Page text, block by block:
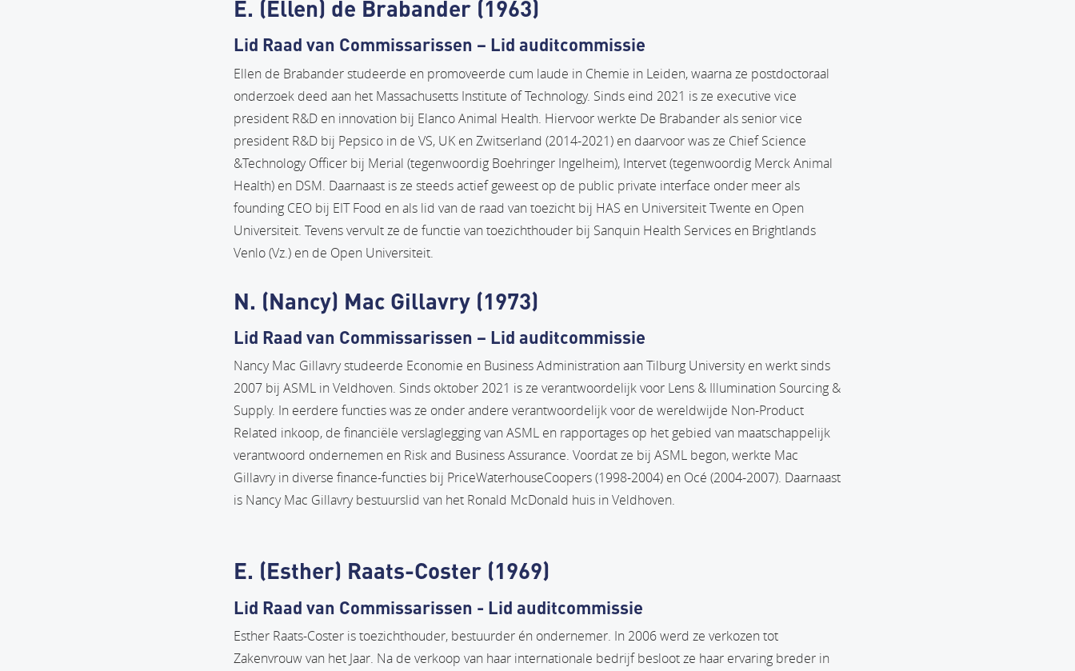
E. (Ellen) de Brabander (1963)
Lid Raad van Commissarissen – Lid auditcommissie
Ellen de Brabander studeerde en promoveerde cum laude in Chemie in Leiden, waarna ze postdoctoraal
onderzoek deed aan het Massachusetts Institute of Technology. Sinds eind 2021 is ze executive vice
president R&D en innovation bij Elanco Animal Health. Hiervoor werkte De Brabander als senior vice
president R&D bij Pepsico in de VS, UK en Zwitserland (2014-2021) en daarvoor was ze Chief Science
&Technology Officer bij Merial (tegenwoordig Boehringer Ingelheim), Intervet (tegenwoordig Merck Animal
Health) en DSM. Daarnaast is ze steeds actief geweest op de public private interface onder meer als
founding CEO bij EIT Food en als lid van de raad van toezicht bij HAS en Universiteit Twente en Open
Universiteit. Tevens vervult ze de functie van toezichthouder bij Sanquin Health Services en Brightlands
Venlo (Vz.) en de Open Universiteit.
N. (Nancy) Mac Gillavry (1973)
Lid Raad van Commissarissen – Lid auditcommissie
Nancy Mac Gillavry studeerde Economie en Business Administration aan Tilburg University en werkt sinds
2007 bij ASML in Veldhoven. Sinds oktober 2021 is ze verantwoordelijk voor Lens & Illumination Sourcing &
Supply. In eerdere functies was ze onder andere verantwoordelijk voor de wereldwijde Non-Product
Related inkoop, de financiële verslaglegging van ASML en rapportages op het gebied van maatschappelijk
verantwoord ondernemen en Risk and Business Assurance. Voordat ze bij ASML begon, werkte Mac
Gillavry in diverse finance-functies bij PriceWaterhouseCoopers (1998-2004) en Océ (2004-2007). Daarnaast
is Nancy Mac Gillavry bestuurslid van het Ronald McDonald huis in Veldhoven.
E. (Esther) Raats-Coster (1969)
Lid Raad van Commissarissen - Lid auditcommissie
Esther Raats-Coster is toezichthouder, bestuurder én ondernemer. In 2006 werd ze verkozen tot
Zakenvrouw van het Jaar. Na de verkoop van haar internationale bedrijf besloot ze haar ervaring breder in